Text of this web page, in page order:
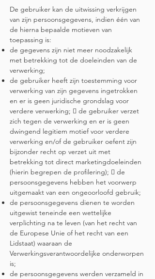
De gebruiker kan de uitwissing verkrijgen
van zijn persoonsgegevens, indien één van
de hierna bepaalde motieven van
toepassing is:
de gegevens zijn niet meer noodzakelijk
met betrekking tot de doeleinden van de
verwerking;
de gebruiker heeft zijn toestemming voor
verwerking van zijn gegevens ingetrokken
en er is geen juridische grondslag voor
verdere verwerking;  de gebruiker verzet
zich tegen de verwerking en er is geen
dwingend legitiem motief voor verdere
verwerking en/of de gebruiker oefent zijn
bijzonder recht op verzet uit met
betrekking tot direct marketingdoeleinden
(hierin begrepen de profilering);  de
persoonsgegevens hebben het voorwerp
uitgemaakt van een ongeoorloofd gebruik;
de persoonsgegevens dienen te worden
uitgewist teneinde een wettelijke
verplichting na te leven (van het recht van
de Europese Unie of het recht van een
Lidstaat) waaraan de
Verwerkingsverantwoordelijke onderworpen
is;
de persoonsgegevens werden verzameld in